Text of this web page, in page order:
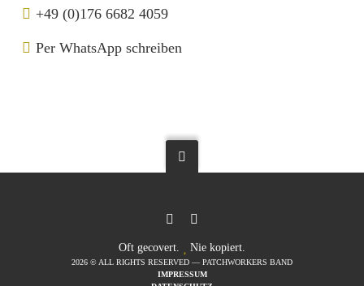
+49 (0)176 6682 4059
Per WhatsApp schreiben
Oft gecovert. Nie kopiert.
2026 © ALL RIGHTS RESERVED — PATCHWORKERS BAND
IMPRESSUM